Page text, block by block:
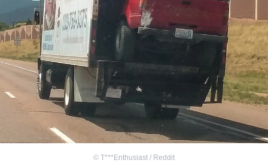
© T***Enthusiast / Reddit